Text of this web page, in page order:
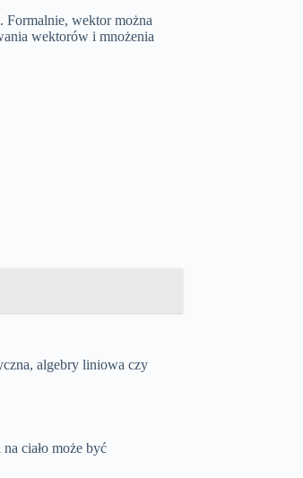
Formalnie, wektor można
wektorów i mnożenia
algebry liniowa czy
ciało może być